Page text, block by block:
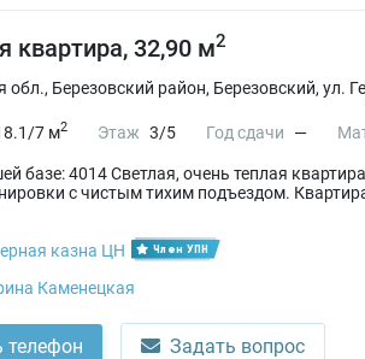
квартира, 32,90 м2
обл., Березовский район, Березовский, ул.
7 м2 Этаж 3/5 Год сдачи —
базе: 4014 Светлая, очень теплая
с чистым тихим подъездом.
казна ЦН Член УПН
Каменецкая
телефон Задать вопрос